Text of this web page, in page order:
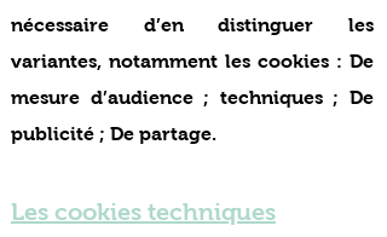
nécessaire d’en distinguer les
variantes, notamment les cookies : De
mesure d’audience ; techniques ; De
publicité ; De partage.
Les cookies techniques